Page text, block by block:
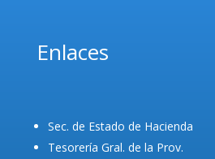
Enlaces
Sec. de Estado de Hacienda
Tesorería Gral. de la Prov.